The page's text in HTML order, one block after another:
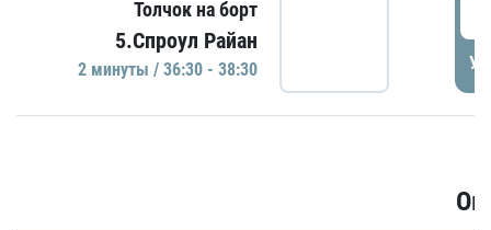
Толчок на борт
5.Спроул Райан
2 минуты / 36:30 - 38:30